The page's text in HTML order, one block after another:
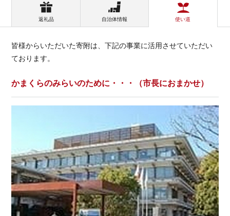
返礼品 自治体情報 使い道
皆様からいただいた寄附は、下記の事業に活用させていただい
ております。
かまくらのみらいのために・・・（市長におまかせ）